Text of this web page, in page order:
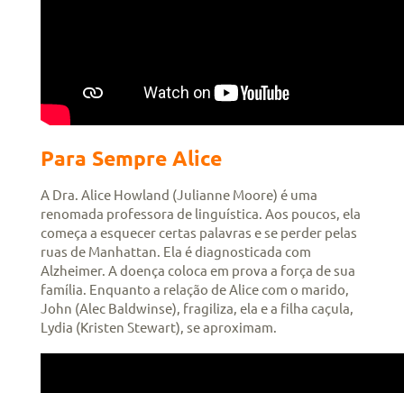
Para Sempre Alice
A Dra. Alice Howland (Julianne Moore) é uma
renomada professora de linguística. Aos poucos, ela
começa a esquecer certas palavras e se perder pelas
ruas de Manhattan. Ela é diagnosticada com
Alzheimer. A doença coloca em prova a força de sua
família. Enquanto a relação de Alice com o marido,
John (Alec Baldwinse), fragiliza, ela e a filha caçula,
Lydia (Kristen Stewart), se aproximam.